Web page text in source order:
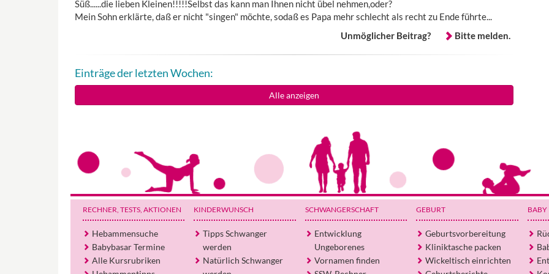
Süß......die lieben Kleinen!!!!!Selbst das kann man Ihnen nicht übel nehmen,oder?
Mein Sohn erklärte, daß er nicht "singen" möchte, sodaß es Papa mehr schlecht als recht zu Ende führte...
Unmöglicher Beitrag?
Bitte melden.
Einträge der letzten Wochen:
Alle anzeigen
RECHNER, TESTS, AKTIONEN
Hebammensuche
Babybasar Termine
Alle Kursrubriken
KINDERWUNSCH
Tipps Schwanger
werden
Natürlich Schwanger
SCHWANGERSCHAFT
Entwicklung
Ungeborenes
Vornamen finden
GEBURT
Geburtsvorbereitung
Kliniktasche packen
Wickeltisch einrichten
BABY